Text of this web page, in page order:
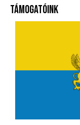
TÁMOGATÓINK